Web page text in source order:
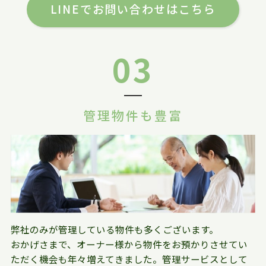
LINEでお問い合わせはこちら
03
管理物件も豊富
弊社のみが管理している物件も多くございます。
おかげさまで、オーナー様から物件をお預かりさせてい
ただく機会も年々増えてきました。管理サービスとして